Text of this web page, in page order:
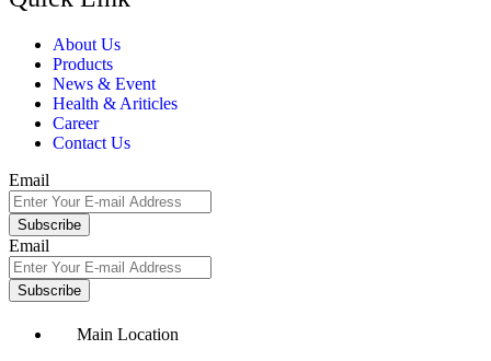
About Us
Products
News & Event
Health & Ariticles
Career
Contact Us
Email
Subscribe
Email
Subscribe
Main Location